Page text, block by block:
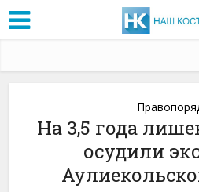
На 3,5 года
осудили